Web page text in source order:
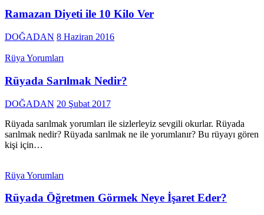
Ramazan Diyeti ile 10 Kilo Ver
DOĞADAN 8 Haziran 2016
Rüya Yorumları
Rüyada Sarılmak Nedir?
DOĞADAN 20 Şubat 2017
Rüyada sarılmak yorumları ile sizlerleyiz sevgili okurlar. Rüyada
sarılmak nedir? Rüyada sarılmak ne ile yorumlanır? Bu rüyayı gören
kişi için…
Rüya Yorumları
Rüyada Öğretmen Görmek Neye İşaret Eder?